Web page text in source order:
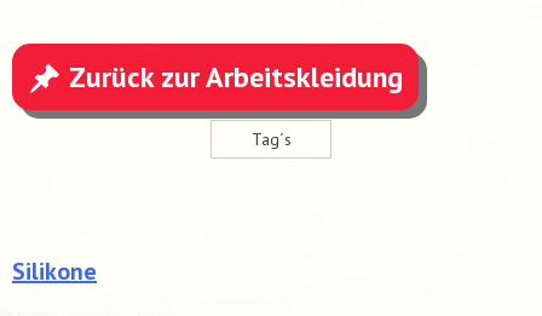
Zurück zur Arbeitskleidung
Tag´s
Silikone